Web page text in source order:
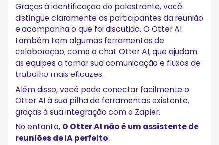
Graças à identificação do palestrante, você
distingue claramente os participantes da reunião
e acompanha o que foi discutido. O Otter AI
também tem algumas ferramentas de
colaboração, como o chat Otter AI, que ajudam
as equipes a tornar sua comunicação e fluxos de
trabalho mais eficazes.
Além disso, você pode conectar facilmente o
Otter AI à sua pilha de ferramentas existente,
graças à sua integração com o Zapier.
No entanto, O Otter AI não é um assistente de
reuniões de IA perfeito.